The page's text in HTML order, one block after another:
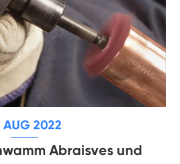
AUG 2022
Abraisves und